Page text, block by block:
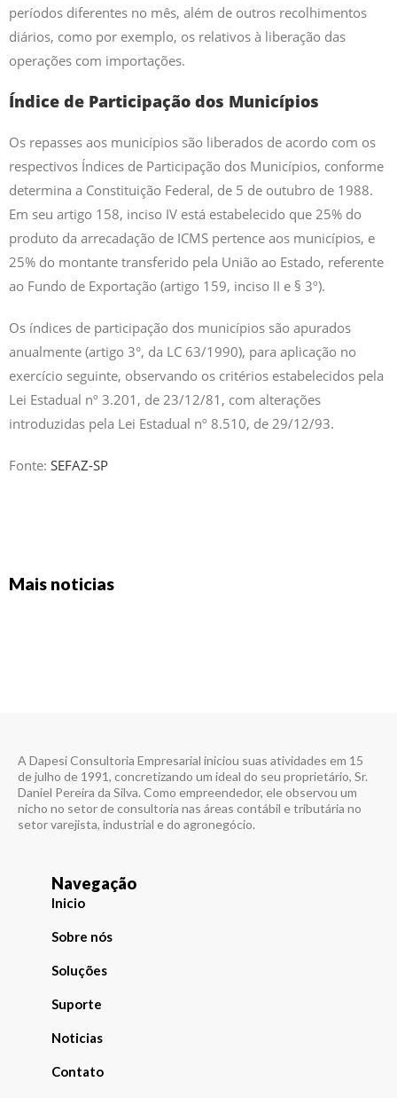
períodos diferentes no mês, além de outros recolhimentos
diários, como por exemplo, os relativos à liberação das
operações com importações.
Índice de Participação dos Municípios
Os repasses aos municípios são liberados de acordo com os
respectivos Índices de Participação dos Municípios, conforme
determina a Constituição Federal, de 5 de outubro de 1988.
Em seu artigo 158, inciso IV está estabelecido que 25% do
produto da arrecadação de ICMS pertence aos municípios, e
25% do montante transferido pela União ao Estado, referente
ao Fundo de Exportação (artigo 159, inciso II e § 3º).
Os índices de participação dos municípios são apurados
anualmente (artigo 3°, da LC 63/1990), para aplicação no
exercício seguinte, observando os critérios estabelecidos pela
Lei Estadual nº 3.201, de 23/12/81, com alterações
introduzidas pela Lei Estadual nº 8.510, de 29/12/93.
Fonte: SEFAZ-SP
Mais noticias
A Dapesi Consultoria Empresarial iniciou suas atividades em 15
de julho de 1991, concretizando um ideal do seu proprietário, Sr.
Daniel Pereira da Silva. Como empreendedor, ele observou um
nicho no setor de consultoria nas áreas contábil e tributária no
setor varejista, industrial e do agronegócio.
Navegação
Inicio
Sobre nós
Soluções
Suporte
Noticias
Contato